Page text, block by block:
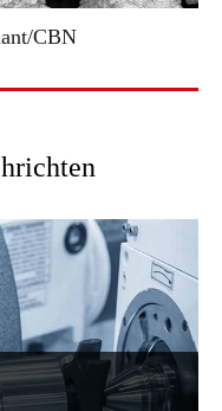
CBN